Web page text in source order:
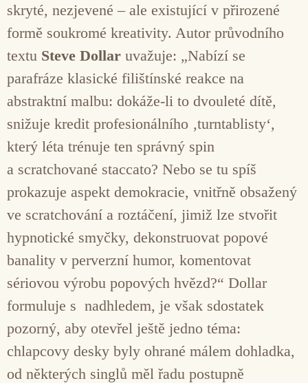
skryté, nezjevené – ale existující v přirozené
formě soukromé kreativity. Autor průvodního
textu Steve Dollar uvažuje: „Nabízí se
parafráze klasické filištínské reakce na
abstraktní malbu: dokáže-li to dvouleté dítě,
snižuje kredit profesionálního ‚turntablisty‘,
který léta trénuje ten správný spin
a scratchované staccato? Nebo se tu spíš
prokazuje aspekt demokracie, vnitřně obsažený
ve scratchování a roztáčení, jimiž lze stvořit
hypnotické smyčky, dekonstruovat popové
banality v perverzní humor, komentovat
sériovou výrobu popových hvězd?“ Dollar
formuluje s nadhledem, je však sdostatek
pozorný, aby otevřel ještě jedno téma:
chlapcovy desky byly ohrané málem dohladka,
od některých singlů měl řadu postupně